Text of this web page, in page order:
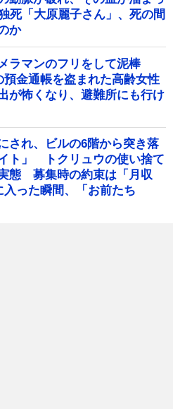
「大原麗子さん」、死の間
か
ラマンのフリをして泥棒
金通帳を盗まれた高齢女性
怖くなり、避難所にも行け
され、ビルの6階から突き落
ト」 トクリュウの使い捨て
態 募集時の約束は「月収
った瞬間、「お前たち